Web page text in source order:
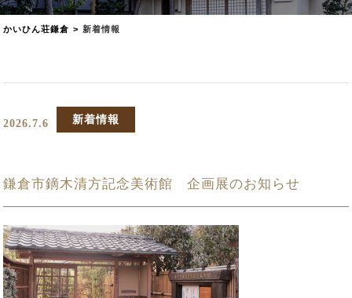
かいひん荘鎌倉 > 新着情報
2026.7.6 新着情報
鎌倉市鏑木清方記念美術館 企画展のお知らせ